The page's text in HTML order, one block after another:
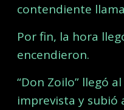
contendiente
Por fin, la hora
encendieron.
“Don Zoilo” llegó
imprevista y subió